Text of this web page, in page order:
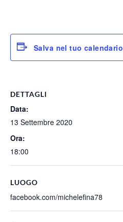
Salva nel tuo calendario
DETTAGLI
Data:
13 Settembre 2020
Ora:
18:00
LUOGO
facebook.com/michelefina78